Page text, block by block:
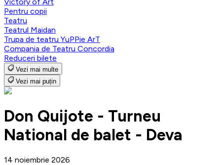
Pentru copii
Teatru
Teatrul Maidan
Trupa de teatru YuPPie ArT
Compania de Teatru Concordia
Reduceri bilete
Vezi mai multe
Vezi mai puțin
Don Quijote - Turneu
National de balet - Deva
14 noiembrie 2026